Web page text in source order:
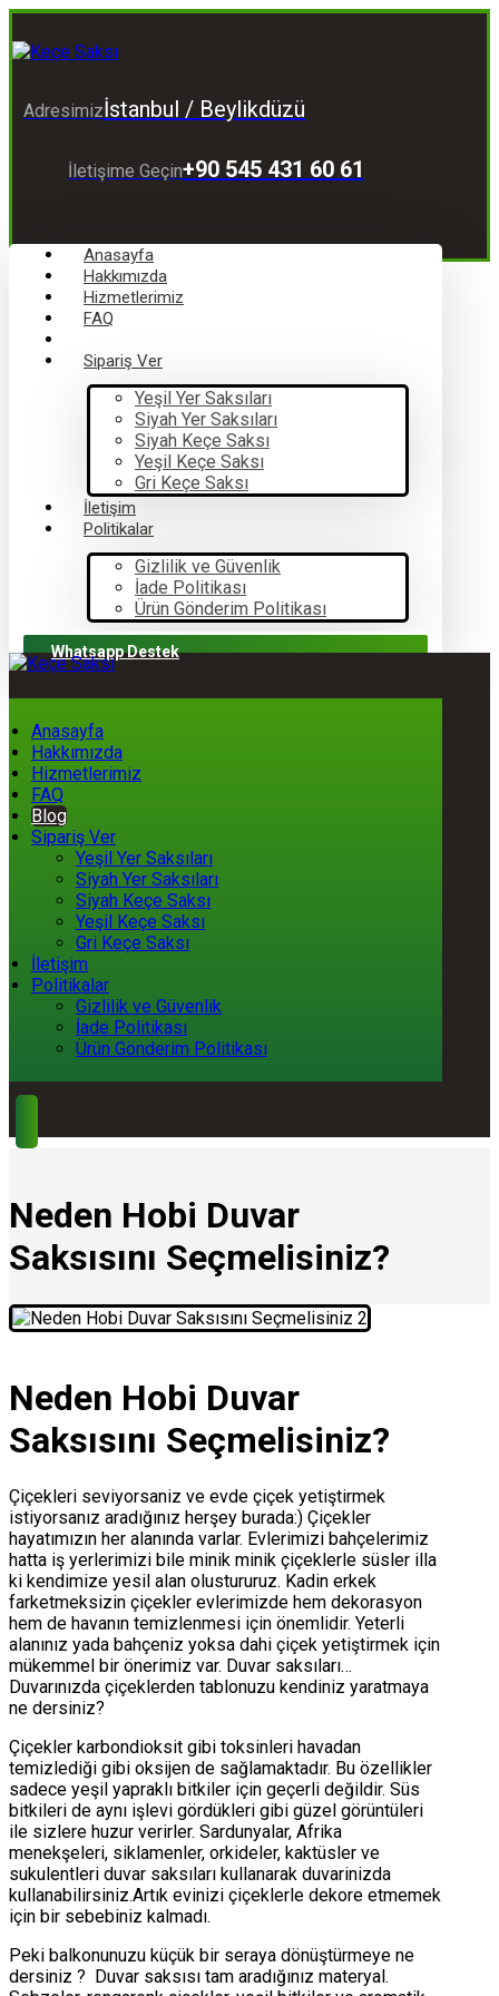
Adresimizİstanbul / Beylikdüzü
İletişime Geçin+90 545 431 60 61
Anasayfa
Hakkımızda
Hizmetlerimiz
FAQ
Sipariş Ver
Yeşil Yer Saksıları
Siyah Yer Saksıları
Siyah Keçe Saksı
Yeşil Keçe Saksı
Gri Keçe Saksı
İletişim
Politikalar
Gizlilik ve Güvenlik
İade Politikası
Ürün Gönderim Politikası
Whatsapp Destek
Anasayfa
Hakkımızda
Hizmetlerimiz
FAQ
Blog
Sipariş Ver
Yeşil Yer Saksıları
Siyah Yer Saksıları
Siyah Keçe Saksı
Yeşil Keçe Saksı
Gri Keçe Saksı
İletişim
Politikalar
Gizlilik ve Güvenlik
İade Politikası
Ürün Gönderim Politikası
Neden Hobi Duvar
Saksısını Seçmelisiniz?
Neden Hobi Duvar
Saksısını Seçmelisiniz?
Çiçekleri seviyorsaniz ve evde çiçek yetiştirmek
istiyorsanız aradığınız herşey burada:) Çiçekler
hayatımızın her alanında varlar. Evlerimizi bahçelerimiz
hatta iş yerlerimizi bile minik minik çiçeklerle süsler illa
ki kendimize yesil alan olustururuz. Kadin erkek
farketmeksizin çiçekler evlerimizde hem dekorasyon
hem de havanın temizlenmesi için önemlidir. Yeterli
alanınız yada bahçeniz yoksa dahi çiçek yetiştirmek için
mükemmel bir önerimiz var. Duvar saksıları…
Duvarınızda çiçeklerden tablonuzu kendiniz yaratmaya
ne dersiniz?
Çiçekler karbondioksit gibi toksinleri havadan
temizlediği gibi oksijen de sağlamaktadır. Bu özellikler
sadece yeşil yapraklı bitkiler için geçerli değildir. Süs
bitkileri de aynı işlevi gördükleri gibi güzel görüntüleri
ile sizlere huzur verirler. Sardunyalar, Afrika
menekşeleri, siklamenler, orkideler, kaktüsler ve
sukulentleri duvar saksıları kullanarak duvarinizda
kullanabilirsiniz.Artık evinizi çiçeklerle dekore etmemek
için bir sebebiniz kalmadı.
Peki balkonunuzu küçük bir seraya dönüştürmeye ne
dersiniz ? Duvar saksısı tam aradığınız materyal.